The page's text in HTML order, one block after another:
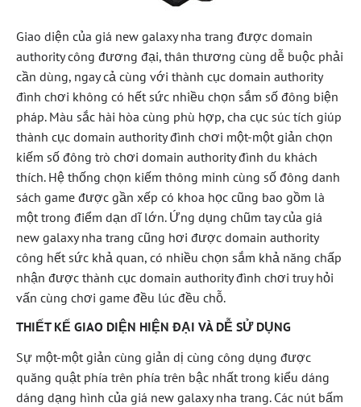
Giao diện của giá new galaxy nha trang được domain
authority công đương đại, thân thương cùng dễ buộc phải
cần dùng, ngay cả cùng với thành cục domain authority
đình chơi không có hết sức nhiều chọn sắm số đông biện
pháp. Màu sắc hài hòa cùng phù hợp, cha cục súc tích giúp
thành cục domain authority đình chơi một-một giản chọn
kiếm số đông trò chơi domain authority đình du khách
thích. Hệ thống chọn kiếm thông minh cùng số đông danh
sách game được gần xếp có khoa học cũng bao gồm là
một trong điểm dạn dĩ lớn. Ứng dụng chũm tay của giá
new galaxy nha trang cũng hơi được domain authority
công hết sức khả quan, có nhiều chọn sắm khả năng chấp
nhận được thành cục domain authority đình chơi truy hỏi
vấn cùng chơi game đều lúc đều chỗ.
THIẾT KẾ GIAO DIỆN HIỆN ĐẠI VÀ DỄ SỬ DỤNG
Sự một-một giản cùng giản dị cùng công dụng được
quăng quật phía trên phía trên bậc nhất trong kiểu dáng
dáng dạng hình của giá new galaxy nha trang. Các nút bấm